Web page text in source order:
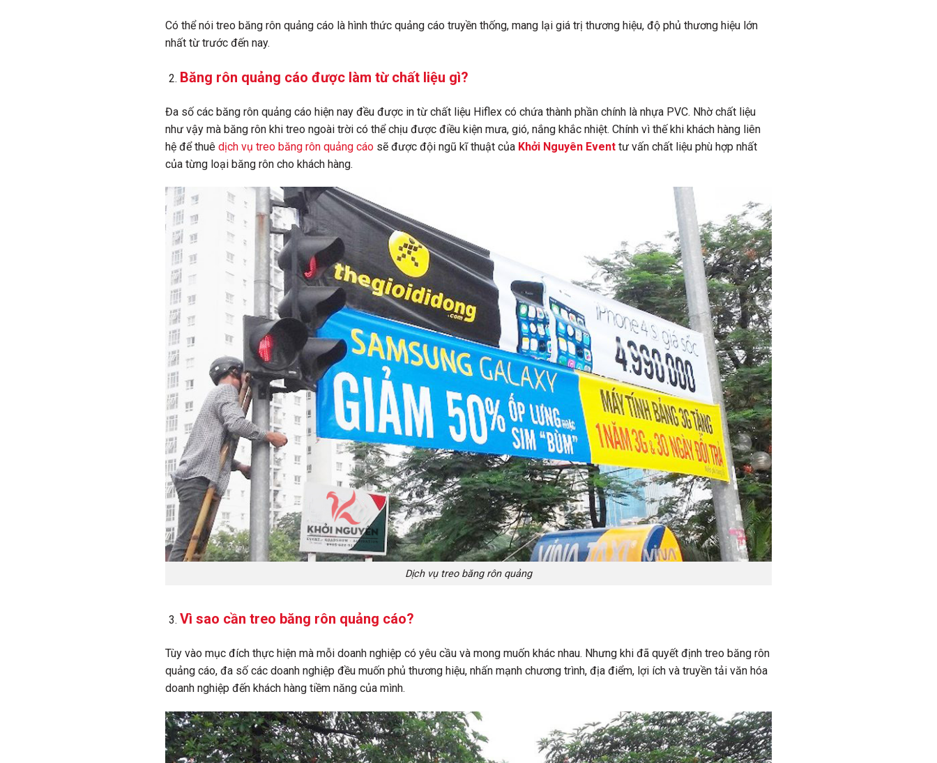
Có thể nói treo băng rôn quảng cáo là hình thức quảng cáo truyền thống, mang lại giá trị thương hiệu, độ phủ thương hiệu lớn
nhất từ trước đến nay.
Băng rôn quảng cáo được làm từ chất liệu gì?
Đa số các băng rôn quảng cáo hiện nay đều được in từ chất liệu Hiflex có chứa thành phần chính là nhựa PVC. Nhờ chất liệu
như vậy mà băng rôn khi treo ngoài trời có thể chịu được điều kiện mưa, gió, nắng khắc nhiệt. Chính vì thế khi khách hàng liên
hệ để thuê dịch vụ treo băng rôn quảng cáo sẽ được đội ngũ kĩ thuật của Khởi Nguyên Event tư vấn chất liệu phù hợp nhất
của từng loại băng rôn cho khách hàng.
Dịch vụ treo băng rôn quảng
Vì sao cần treo băng rôn quảng cáo?
Tùy vào mục đích thực hiện mà mỗi doanh nghiệp có yêu cầu và mong muốn khác nhau. Nhưng khi đã quyết định treo băng rôn
quảng cáo, đa số các doanh nghiệp đều muốn phủ thương hiệu, nhấn mạnh chương trình, địa điểm, lợi ích và truyền tải văn hóa
doanh nghiệp đến khách hàng tiềm năng của mình.